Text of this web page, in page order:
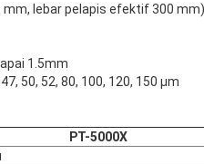
lebar pelapis efektif 300 mm)
1.5mm
50, 52, 80, 100, 120, 150 μm
PT-5000X